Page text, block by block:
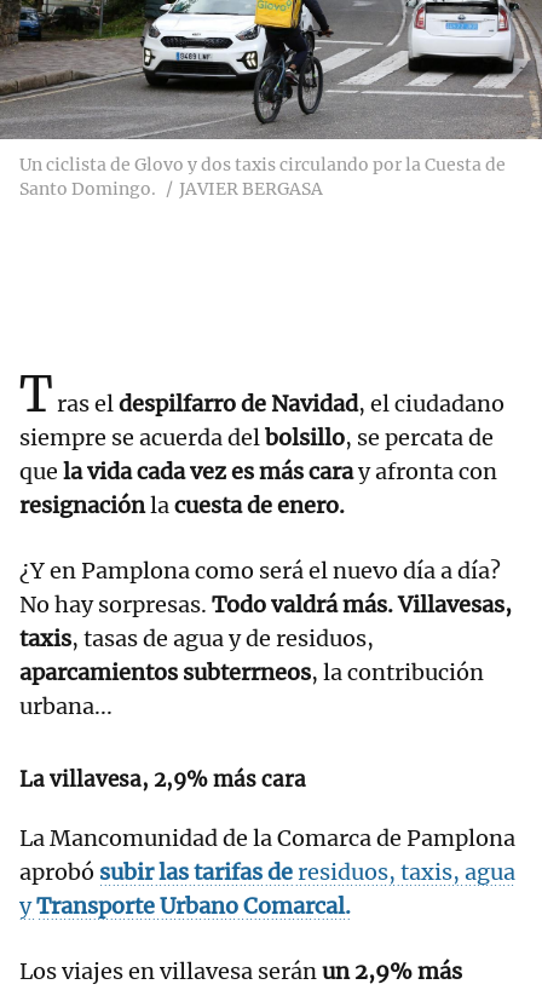
Un ciclista de Glovo y dos taxis circulando por la Cuesta de
Santo Domingo.
JAVIER BERGASA
Tras eldespilfarro de Navidad, el ciudadano
siempre se acuerda delbolsillo, se percata de
que la vida cada vez es más caray afronta con
resignaciónlacuesta de enero.
¿Y en Pamplona como será el nuevo día a día?
No hay sorpresas. Todo valdrá más. Villavesas,
taxis, tasas de agua y de residuos,
aparcamientos subterrneos, la contribución
urbana...
La villavesa, 2,9% más cara
La Mancomunidad de la Comarca de Pamplona
aprobó subir las tarifas deresiduos, taxis, agua
yTransporte Urbano Comarcal.
Los viajes en villavesa seránun 2,9% más